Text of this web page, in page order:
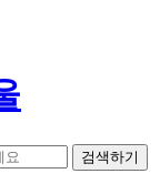
검색하기